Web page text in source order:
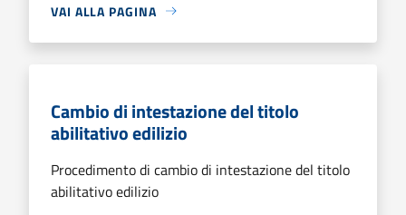
VAI ALLA PAGINA
Cambio di intestazione del titolo
abilitativo edilizio
Procedimento di cambio di intestazione del titolo
abilitativo edilizio